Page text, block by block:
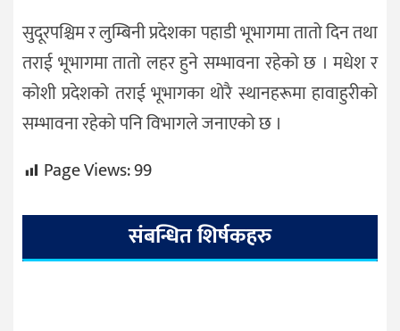
सुदूरपश्चिम र लुम्बिनी प्रदेशका पहाडी भूभागमा तातो दिन तथा
तराई भूभागमा तातो लहर हुने सम्भावना रहेको छ । मधेश र
कोशी प्रदेशको तराई भूभागका थोरै स्थानहरूमा हावाहुरीको
सम्भावना रहेको पनि विभागले जनाएको छ ।
Page Views:99
संबन्धित शिर्षकहरु